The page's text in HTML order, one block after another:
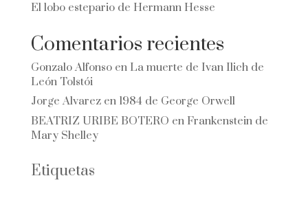
El lobo estepario de Hermann Hesse
Comentarios recientes
Gonzalo Alfonsoen La muerte de Ivan Ilich de
León Tolstói
Jorge Alvarezen 1984 de George Orwell
BEATRIZ URIBE BOTERO en Frankenstein de
Mary Shelley
Etiquetas